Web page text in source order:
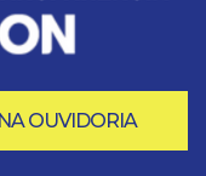
OUVIDORIA